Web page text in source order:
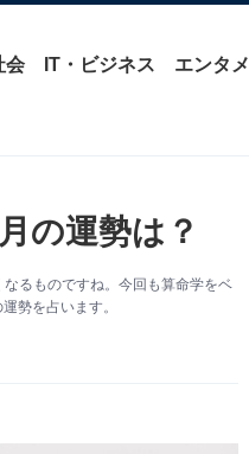
会 IT・ビジネス エンタメ
の運勢は？
るものですね。今回も算命学をベ
勢を占います。